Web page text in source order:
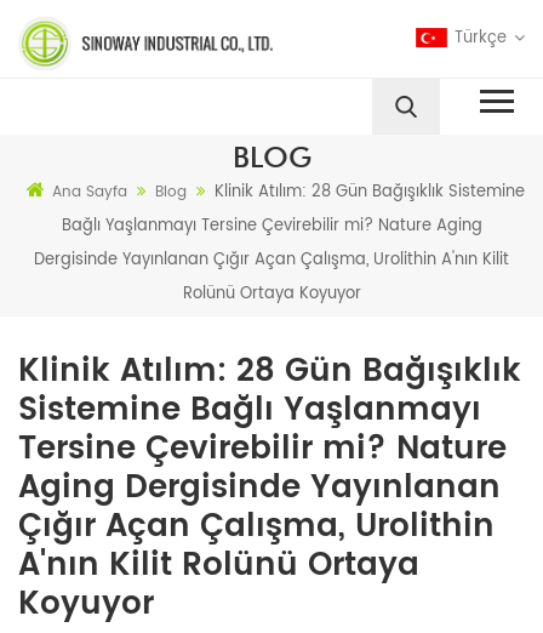
Türkçe
BLOG
Ana Sayfa Blog
Klinik Atılım: 28 Gün Bağışıklık Sistemine
Bağlı Yaşlanmayı Tersine Çevirebilir mi? Nature Aging
Dergisinde Yayınlanan Çığır Açan Çalışma, Urolithin A'nın Kilit
Rolünü Ortaya Koyuyor
Klinik Atılım: 28 Gün Bağışıklık
Sistemine Bağlı Yaşlanmayı
Tersine Çevirebilir mi? Nature
Aging Dergisinde Yayınlanan
Çığır Açan Çalışma, Urolithin
A'nın Kilit Rolünü Ortaya
Koyuyor